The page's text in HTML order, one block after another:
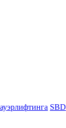
SBD